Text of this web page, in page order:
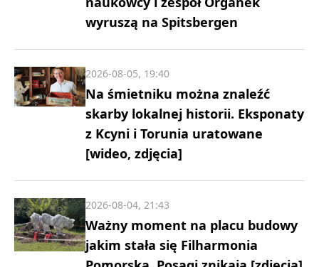
wyruszą na Spitsbergen
Na śmietniku można znaleźć
skarby lokalnej historii. Eksponaty
z Kcyni i Torunia uratowane
[wideo, zdjęcia]
2026-08-05, 19:40
Ważny moment na placu budowy
jakim stała się Filharmonia
2026-08-04, 21:43